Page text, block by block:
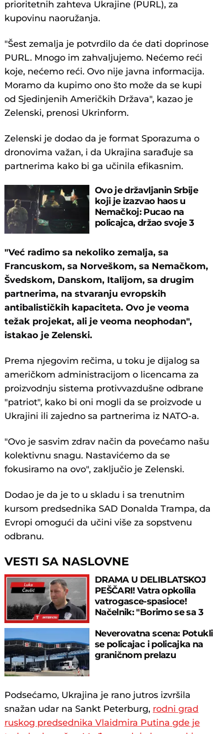
prioritetnih zahteva Ukrajine (PURL), za
kupovinu naoružanja.
"Šest zemalja je potvrdilo da će dati doprinose
PURL. Mnogo im zahvaljujemo. Nećemo reći
koje, nećemo reći. Ovo nije javna informacija.
Moramo da kupimo ono što može da se kupi
od Sjedinjenih Američkih Država", kazao je
Zelenski, prenosi Ukrinform.
Zelenski je dodao da je format Sporazuma o
dronovima važan, i da Ukrajina sarađuje sa
partnerima kako bi ga učinila efikasnim.
Ovo je državljanin Srbije
koji je izazvao haos u
Nemačkoj: Pucao na
policajca, držao svoje 3
"Već radimo sa nekoliko zemalja, sa
Francuskom, sa Norveškom, sa Nemačkom,
Švedskom, Danskom, Italijom, sa drugim
partnerima, na stvaranju evropskih
antibalističkih kapaciteta. Ovo je veoma
težak projekat, ali je veoma neophodan",
istakao je Zelenski.
Prema njegovim rečima, u toku je dijalog sa
američkom administracijom o licencama za
proizvodnju sistema protivvazdušne odbrane
"patriot", kako bi oni mogli da se proizvode u
Ukrajini ili zajedno sa partnerima iz NATO-a.
"Ovo je sasvim zdrav način da povećamo našu
kolektivnu snagu. Nastavićemo da se
fokusiramo na ovo", zaključio je Zelenski.
Dodao je da je to u skladu i sa trenutnim
kursom predsednika SAD Donalda Trampa, da
Evropi omogući da učini više za sopstvenu
odbranu.
VESTI SA NASLOVNE
DRAMA U DELIBLATSKOJ
PEŠČARI! Vatra opkolila
vatrogasce-spasioce!
Načelnik: "Borimo se sa 3
Neverovatna scena: Potukli
se policajac i policajka na
graničnom prelazu
Podsećamo, Ukrajina je rano jutros izvršila
snažan udar na Sankt Peterburg, rodni grad
ruskog predsednika Vlaidmira Putina gde je